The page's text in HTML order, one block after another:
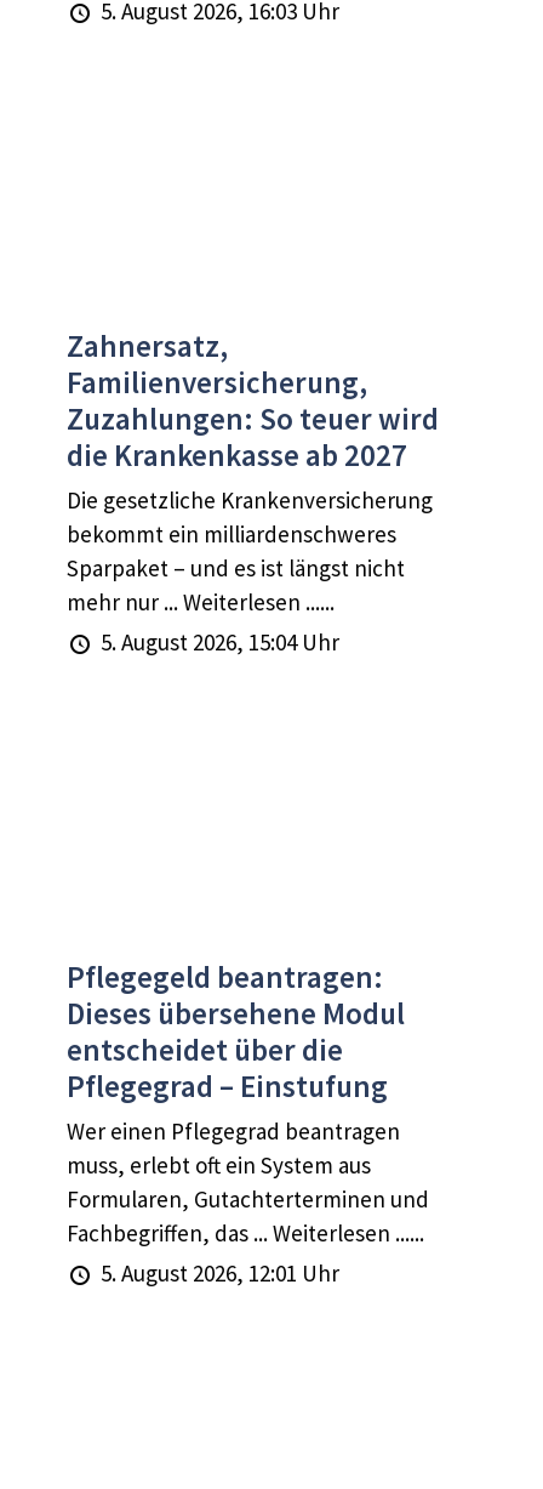
5. August 2026, 16:03 Uhr
Zahnersatz,
Familienversicherung,
Zuzahlungen: So teuer wird
die Krankenkasse ab 2027
Die gesetzliche Krankenversicherung
bekommt ein milliardenschweres
Sparpaket – und es ist längst nicht
mehr nur ... Weiterlesen ......
5. August 2026, 15:04 Uhr
Pflegegeld beantragen:
Dieses übersehene Modul
entscheidet über die
Pflegegrad – Einstufung
Wer einen Pflegegrad beantragen
muss, erlebt oft ein System aus
Formularen, Gutachterterminen und
Fachbegriffen, das ... Weiterlesen ......
5. August 2026, 12:01 Uhr